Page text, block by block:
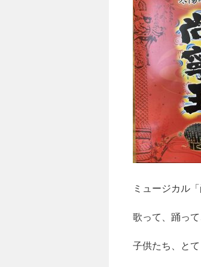
ミュージカル
歌って、踊っ
子供たち、とて